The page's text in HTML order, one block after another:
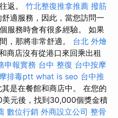
返。 竹北整復推拿推薦 撥筋
適服務，因此，當您訪問一
服務時會有很多經驗。 如果
，那將非常舒適。 台北 外燴
商店沒有從港口來回乘出租
申報實務 台中 整復 台中按摩
排毒ptt what is seo 台中推
是在餐館和商店中。 在您的
元後，找到30,000個獎金積
數位行銷 外商設立公司 整骨